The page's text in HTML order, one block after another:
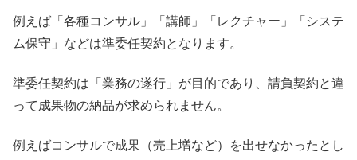
例えば「各種コンサル」「講師」「レクチャー」「システ
ム保守」などは準委任契約となります。
準委任契約は「業務の遂行」が目的であり、請負契約と違
って成果物の納品が求められません。
例えばコンサルで成果（売上増など）を出せなかったとし